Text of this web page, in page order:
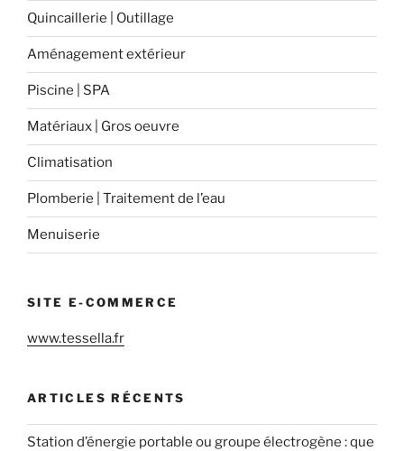
Quincaillerie | Outillage
Aménagement extérieur
Piscine | SPA
Matériaux | Gros oeuvre
Climatisation
Plomberie | Traitement de l’eau
Menuiserie
SITE E-COMMERCE
www.tessella.fr
ARTICLES RÉCENTS
Station d’énergie portable ou groupe électrogène : que